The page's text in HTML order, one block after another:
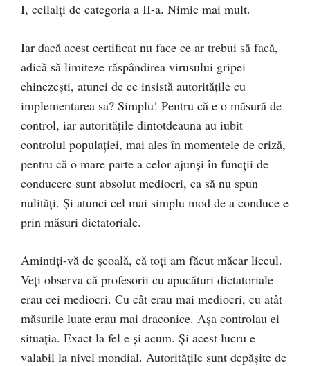
I, ceilalți de categoria a II-a. Nimic mai mult.
Iar dacă acest certificat nu face ce ar trebui să facă,
adică să limiteze răspândirea virusului gripei
chinezești, atunci de ce insistă autoritățile cu
implementarea sa? Simplu! Pentru că e o măsură de
control, iar autoritățile dintotdeauna au iubit
controlul populației, mai ales în momentele de criză,
pentru că o mare parte a celor ajunși în funcții de
conducere sunt absolut mediocri, ca să nu spun
nulități. Și atunci cel mai simplu mod de a conduce e
prin măsuri dictatoriale.
Amintiți-vă de școală, că toți am făcut măcar liceul.
Veți observa că profesorii cu apucături dictatoriale
erau cei mediocri. Cu cât erau mai mediocri, cu atât
măsurile luate erau mai draconice. Așa controlau ei
situația. Exact la fel e și acum. Și acest lucru e
valabil la nivel mondial. Autoritățile sunt depășite de